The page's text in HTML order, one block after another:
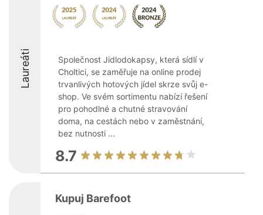
Laureáti
Společnost Jidlodokapsy, která sídlí v
Choltici, se zaměřuje na online prodej
trvanlivých hotových jídel skrze svůj e-
shop. Ve svém sortimentu nabízí řešení
pro pohodlné a chutné stravování
doma, na cestách nebo v zaměstnání,
bez nutnosti ...
8.7
Kupuj Barefoot